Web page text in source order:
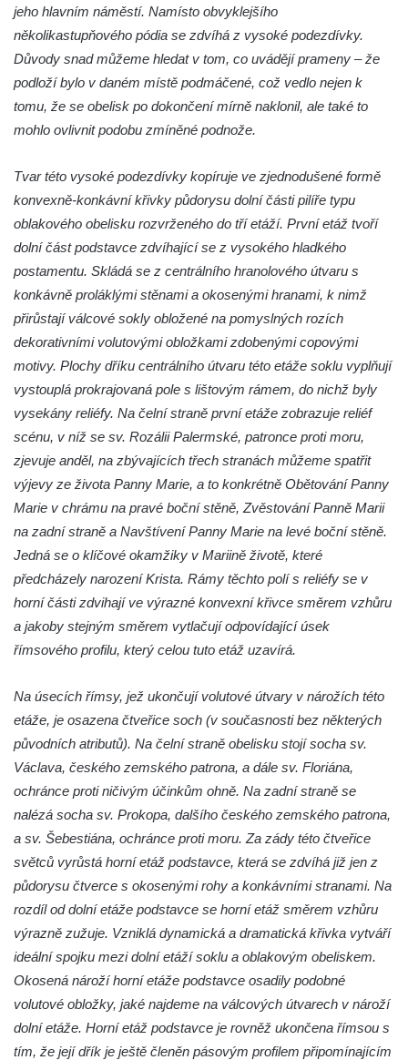
Sloup Panny Marie jižně od Ploskovic
Sloup Panny Marie v klášteře v Oseku
Sloup Panny Marie se sochami svatého
Chcebuzi
Sloup Panny Marie na Mírovém náměstí v
Lounech
Sloup se sochou Piety u hřbitova ve
Sloup Panny Marie v Třebenicích
Sloup s kaplicí (boží muka) u kostela
svatého Stanislava v Měrunicích
Sloup Panny Marie v klášteře v Oseku
Sloup s reliéfem Panny Marie v Oseku
Sloup svatého Prokopa na 2. náměstí v
Mostě
Sloup s kaplicí (boží muka) v ulici ČSLA v
Bohušovicích nad Ohří
Sloup svatého Antonína Paduánského u
polní cesty jihovýchodně od Skalice u
Sloup svatého Václava na Václavském
náměstí v Lovosicích
Sloup svatého Jana Nepomuckého v
Janské
Sloup svatého Jana Nepomuckého v
Roudnici nad Labem
Sloup se sochou svatého Vavřince v
Roudnici nad Labem
Sloup svatého Václava v Kamenici u Zákup
Sloup sv. Judy Tadeáše v Nábřežní ulici v
jeho hlavním náměstí. Namísto obvyklejšího
několikastupňového pódia se zdvíhá z vysoké podezdívky.
Důvody snad můžeme hledat v tom, co uvádějí prameny – že
podloží bylo v daném místě podmáčené, což vedlo nejen k
tomu, že se obelisk po dokončení mírně naklonil, ale také to
mohlo ovlivnit podobu zmíněné podnože.
Tvar této vysoké podezdívky kopíruje ve zjednodušené formě
konvexně-konkávní křivky půdorysu dolní části pilíře typu
oblakového obelisku rozvrženého do tří etáží. První etáž tvoří
dolní část podstavce zdvíhající se z vysokého hladkého
postamentu. Skládá se z centrálního hranolového útvaru s
konkávně proláklými stěnami a okosenými hranami, k nimž
přirůstají válcové sokly obložené na pomyslných rozích
dekorativními volutovými obložkami zdobenými copovými
motivy. Plochy dříku centrálního útvaru této etáže soklu vyplňují
vystouplá prokrajovaná pole s lištovým rámem, do nichž byly
vysekány reliéfy. Na čelní straně první etáže zobrazuje reliéf
scénu, v níž se sv. Rozálii Palermské, patronce proti moru,
zjevuje anděl, na zbývajících třech stranách můžeme spatřit
výjevy ze života Panny Marie, a to konkrétně Obětování Panny
Marie v chrámu na pravé boční stěně, Zvěstování Panně Marii
na zadní straně a Navštívení Panny Marie na levé boční stěně.
Jedná se o klíčové okamžiky v Mariině životě, které
předcházely narození Krista. Rámy těchto polí s reliéfy se v
horní části zdvihají ve výrazné konvexní křivce směrem vzhůru
a jakoby stejným směrem vytlačují odpovídající úsek
římsového profilu, který celou tuto etáž uzavírá.
Na úsecích římsy, jež ukončují volutové útvary v nárožích této
etáže, je osazena čtveřice soch (v současnosti bez některých
původních atributů). Na čelní straně obelisku stojí socha sv.
Václava, českého zemského patrona, a dále sv. Floriána,
ochránce proti ničivým účinkům ohně. Na zadní straně se
nalézá socha sv. Prokopa, dalšího českého zemského patrona,
a sv. Šebestiána, ochránce proti moru. Za zády této čtveřice
světců vyrůstá horní etáž podstavce, která se zdvíhá již jen z
půdorysu čtverce s okosenými rohy a konkávními stranami. Na
rozdíl od dolní etáže podstavce se horní etáž směrem vzhůru
výrazně zužuje. Vzniklá dynamická a dramatická křivka vytváří
ideální spojku mezi dolní etáží soklu a oblakovým obeliskem.
Okosená nároží horní etáže podstavce osadily podobné
volutové obložky, jaké najdeme na válcových útvarech v nároží
dolní etáže. Horní etáž podstavce je rovněž ukončena římsou s
tím, že její dřík je ještě členěn pásovým profilem připomínajícím